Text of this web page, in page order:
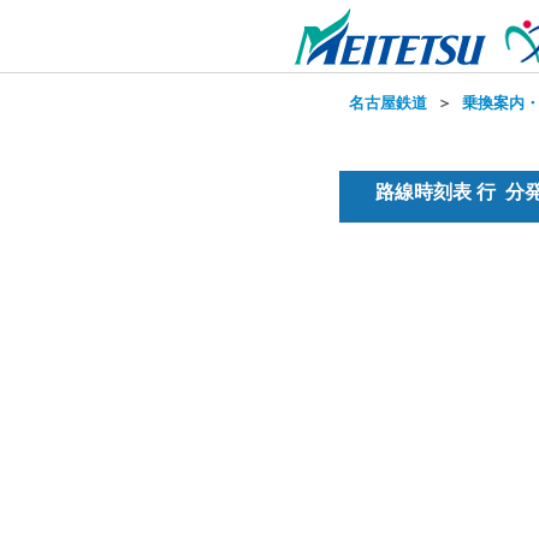
名古屋鉄道 ＞ 乗換案内
路線時刻表 行 分